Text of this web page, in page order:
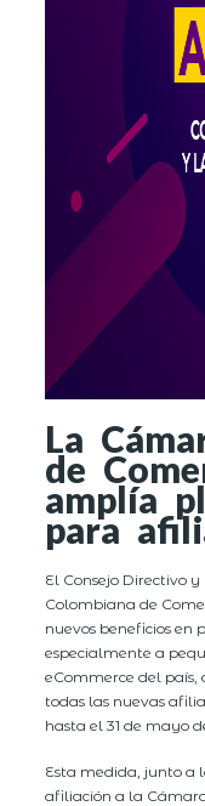
La
de
amplía
para
El Consejo Directivo
Colombiana de
nuevos beneficios en
especialmente a
eCommerce del
todas las nuevas
hasta el 31 de mayo
Esta medida, junto a
afiliación a la